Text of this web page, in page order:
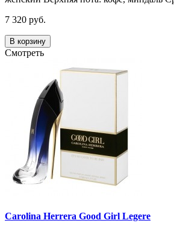
7 320 руб.
В корзину
Смотреть
Carolina Herrera Good Girl Legere